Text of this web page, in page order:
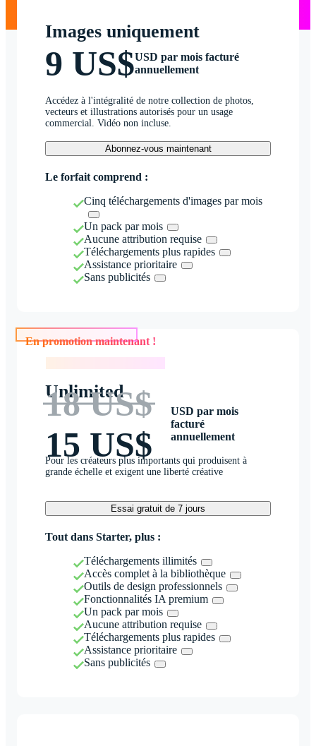
Images uniquement
9 US$USD par mois facturé
annuellement
Accédez à l'intégralité de notre collection de photos,
vecteurs et illustrations autorisés pour un usage
commercial. Vidéo non incluse.
Abonnez-vous maintenant
Le forfait comprend :
Cinq téléchargements d'images par mois
Un pack par mois
Aucune attribution requise
Téléchargements plus rapides
Assistance prioritaire
Sans publicités
En promotion maintenant !
Unlimited
18 US$
15 US$
USD par mois
facturé
annuellement
Pour les créateurs plus importants qui produisent à
grande échelle et exigent une liberté créative
Essai gratuit de 7 jours
Tout dans Starter, plus :
Téléchargements illimités
Accès complet à la bibliothèque
Outils de design professionnels
Fonctionnalités IA premium
Un pack par mois
Aucune attribution requise
Téléchargements plus rapides
Assistance prioritaire
Sans publicités